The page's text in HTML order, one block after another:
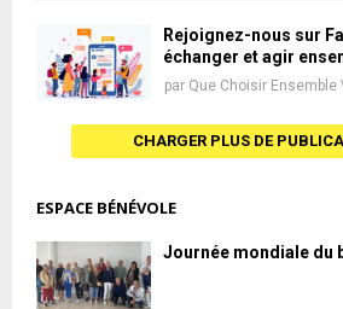
Rejoignez-nous sur
échanger et agir
par Que Choisir Ensemble
CHARGER PLUS DE
ESPACE BÉNÉVOLE
Journée mondiale du